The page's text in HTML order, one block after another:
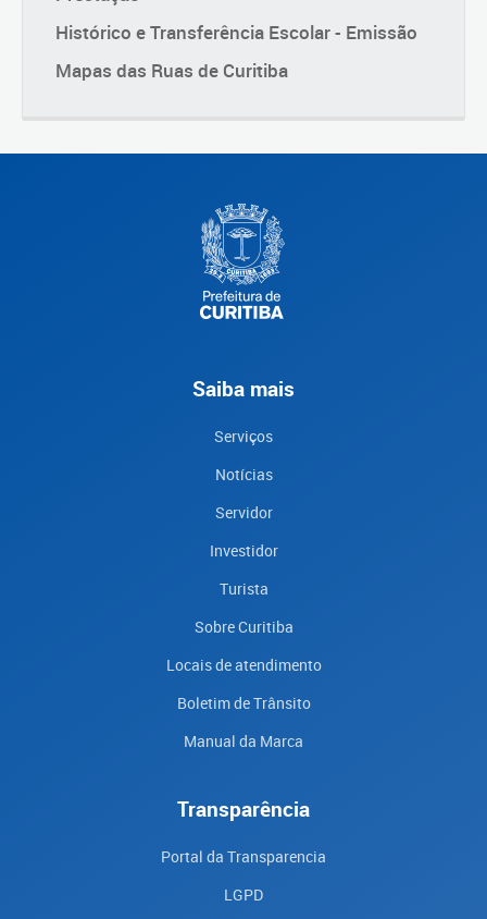
Histórico e Transferência Escolar - Emissão
Mapas das Ruas de Curitiba
Saiba mais
Serviços
Notícias
Servidor
Investidor
Turista
Sobre Curitiba
Locais de atendimento
Boletim de Trânsito
Manual da Marca
Transparência
Portal da Transparencia
LGPD